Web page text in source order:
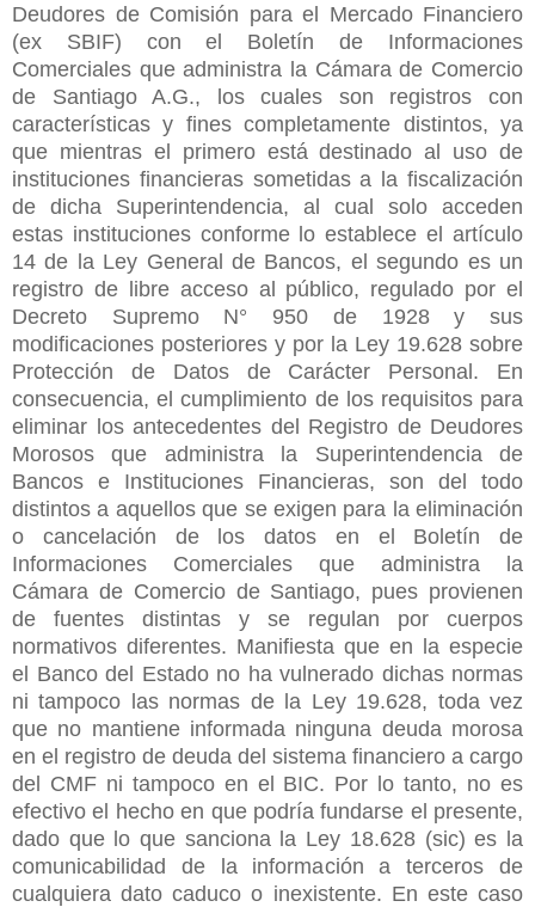
Deudores de Comisión para el Mercado Financiero
(ex SBIF) con el Boletín de Informaciones
Comerciales que administra la Cámara de Comercio
de Santiago A.G., los cuales son registros con
características y fines completamente distintos, ya
que mientras el primero está destinado al uso de
instituciones financieras sometidas a la fiscalización
de dicha Superintendencia, al cual solo acceden
estas instituciones conforme lo establece el artículo
14 de la Ley General de Bancos, el segundo es un
registro de libre acceso al público, regulado por el
Decreto Supremo N° 950 de 1928 y sus
modificaciones posteriores y por la Ley 19.628 sobre
Protección de Datos de Carácter Personal. En
consecuencia, el cumplimiento de los requisitos para
eliminar los antecedentes del Registro de Deudores
Morosos que administra la Superintendencia de
Bancos e Instituciones Financieras, son del todo
distintos a aquellos que se exigen para la eliminación
o cancelación de los datos en el Boletín de
Informaciones Comerciales que administra la
Cámara de Comercio de Santiago, pues provienen
de fuentes distintas y se regulan por cuerpos
normativos diferentes. Manifiesta que en la especie
el Banco del Estado no ha vulnerado dichas normas
ni tampoco las normas de la Ley 19.628, toda vez
que no mantiene informada ninguna deuda morosa
en el registro de deuda del sistema financiero a cargo
del CMF ni tampoco en el BIC. Por lo tanto, no es
efectivo el hecho en que podría fundarse el presente,
dado que lo que sanciona la Ley 18.628 (sic) es la
comunicabilidad de la información a terceros de
cualquiera dato caduco o inexistente. En este caso